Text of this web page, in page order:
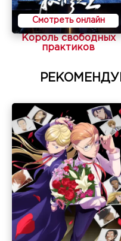
Смотреть онлайн
Король свободных
практиков